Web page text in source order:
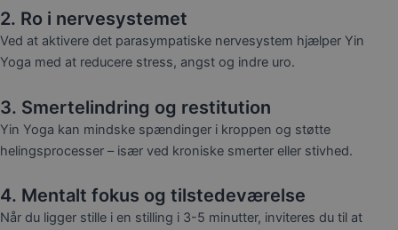
2. Ro i nervesystemet
Ved at aktivere det parasympatiske nervesystem hjælper Yin
Yoga med at reducere stress, angst og indre uro.
3. Smertelindring og restitution
Yin Yoga kan mindske spændinger i kroppen og støtte
helingsprocesser – især ved kroniske smerter eller stivhed.
4. Mentalt fokus og tilstedeværelse
Når du ligger stille i en stilling i 3-5 minutter, inviteres du til at